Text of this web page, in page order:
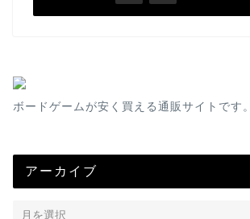
ボードゲームが安く買える通販サイトです。
アーカイブ